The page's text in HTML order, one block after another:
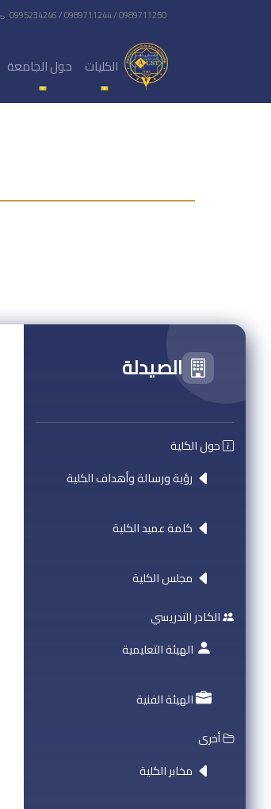
0995234246 / 0989711244 / 0989711250
الكليات حول الجامعة
الصيدلة
حول الكلية
رؤية ورسالة وأهداف الكلية
كلمة عميد الكلية
مجلس الكلية
الكادر التدريسي
الهيئة التعليمية
الهيئة الفنية
أخرى
مخابر الكلية